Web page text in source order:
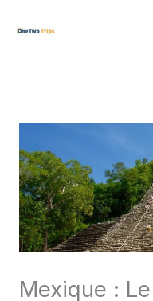
Mexique :